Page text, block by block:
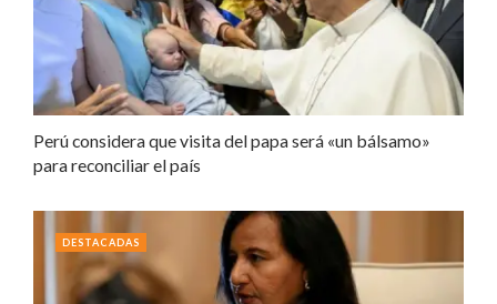
Perú considera que visita del papa será «un bálsamo»
para reconciliar el país
DESTACADAS